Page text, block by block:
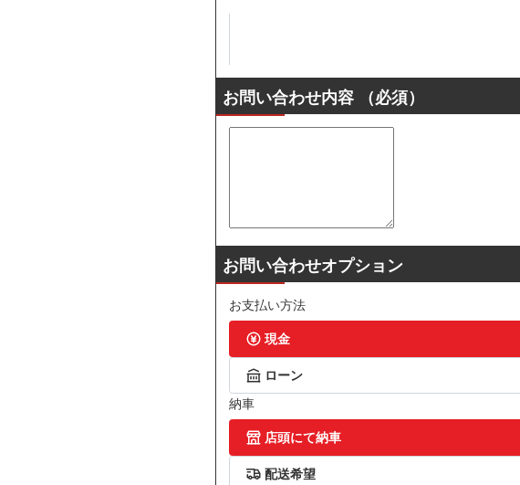
お問い合わせ内容 （必須）
お問い合わせオプション
お支払い方法
現金
ローン
納車
店頭にて納車
配送希望